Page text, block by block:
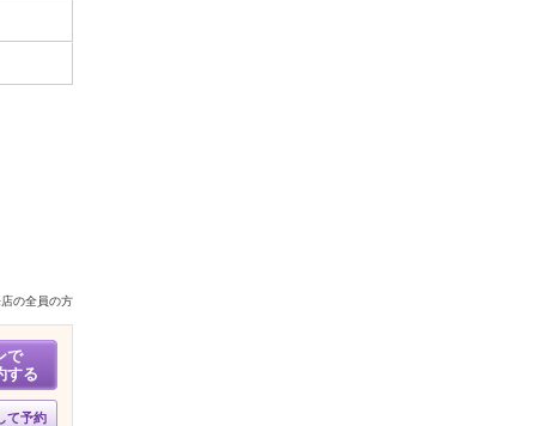
の全員の方
で
する
て予約